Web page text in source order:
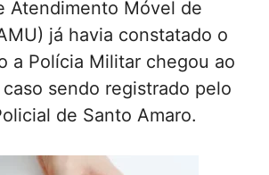
Atendimento Móvel de
já havia constatado o
a Polícia Militar chegou ao
sendo registrado pelo
de Santo Amaro.